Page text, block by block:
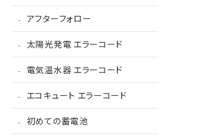
アフターフォロー
太陽光発電 エラーコード
電気温水器 エラーコード
エコキュート エラーコード
初めての蓄電池